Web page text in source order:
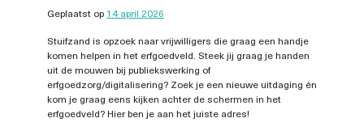
Geplaatst op 14 april 2026
Stuifzand is opzoek naar vrijwilligers die graag een handje
komen helpen in het erfgoedveld. Steek jij graag je handen
uit de mouwen bij publiekswerking of
erfgoedzorg/digitalisering? Zoek je een nieuwe uitdaging én
kom je graag eens kijken achter de schermen in het
erfgoedveld? Hier ben je aan het juiste adres!